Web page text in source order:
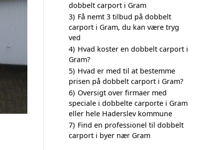
dobbelt carport i Gram
3) Få nemt 3 tilbud på dobbelt
carport i Gram, du kan være tryg
ved
4) Hvad koster en dobbelt carport i
Gram?
5) Hvad er med til at bestemme
prisen på dobbelt carport i Gram?
6) Oversigt over firmaer med
speciale i dobbelte carporte i Gram
eller hele Haderslev kommune
7) Find en professionel til dobbelt
carport i byer nær Gram